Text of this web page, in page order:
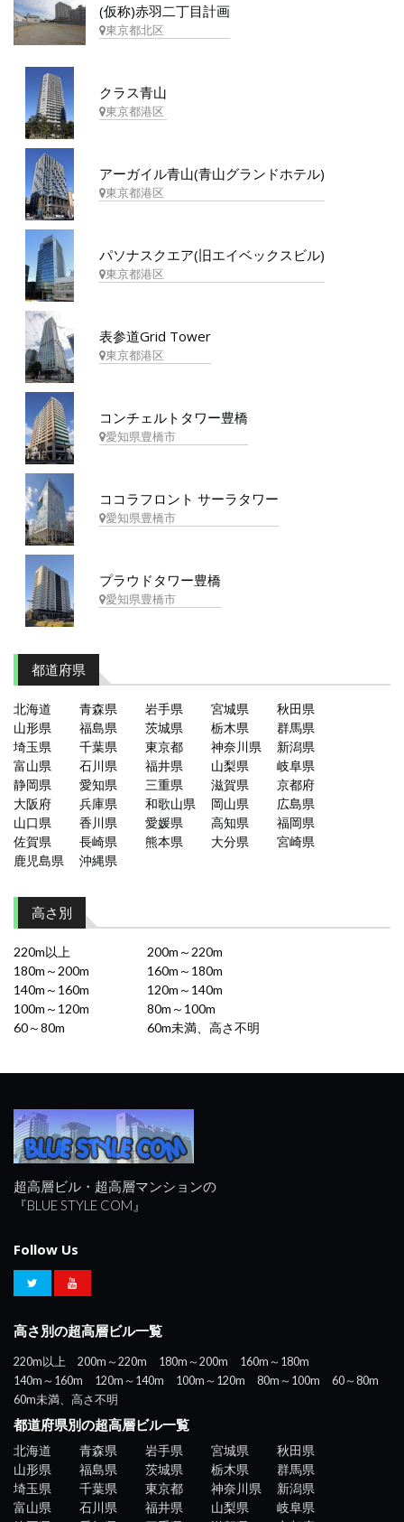
(仮称)赤羽二丁目計画
東京都北区
クラス青山
東京都港区
アーガイル青山(青山グランドホテル)
東京都港区
パソナスクエア(旧エイベックスビル)
東京都港区
表参道Grid Tower
東京都港区
コンチェルトタワー豊橋
愛知県豊橋市
ココラフロント サーラタワー
愛知県豊橋市
プラウドタワー豊橋
愛知県豊橋市
都道府県
北海道 青森県 岩手県 宮城県
秋田県
山形県
福島県 茨城県 栃木県
群馬県
埼玉県
千葉県 東京都 神奈川県
新潟県
富山県
石川県 福井県 山梨県
岐阜県
静岡県
愛知県 三重県 滋賀県
京都府
大阪府
兵庫県 和歌山県 岡山県
広島県
山口県
香川県 愛媛県 高知県
福岡県
佐賀県
長崎県 熊本県 大分県
宮崎県
鹿児島県
沖縄県
高さ別
220m以上
200m～220m
180m～200m
160m～180m
140m～160m
120m～140m
100m～120m
80m～100m
60～80m
60m未満、高さ不明
超高層ビル・超高層マンションの
『BLUE STYLE COM』
Follow Us
高さ別の超高層ビル一覧
220m以上 200m～220m 180m～200m
160m～180m
140m～160m
120m～140m 100m～120m 80m～100m
60～80m
60m未満、高さ不明
都道府県別の超高層ビル一覧
北海道 青森県 岩手県 宮城県
秋田県
山形県
福島県 茨城県 栃木県
群馬県
埼玉県
千葉県 東京都 神奈川県
新潟県
富山県
石川県 福井県 山梨県
岐阜県